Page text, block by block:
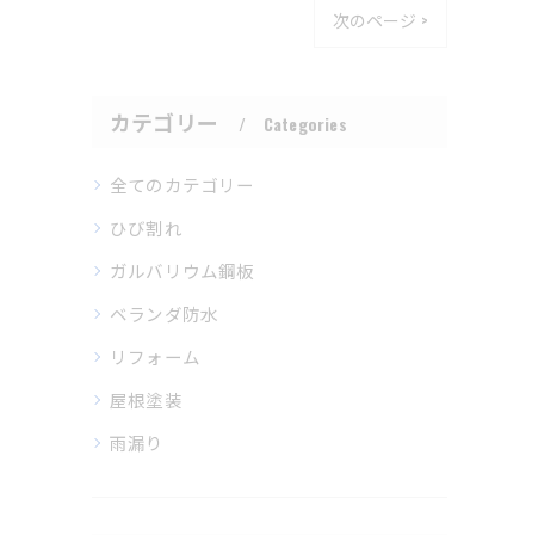
次のページ >
カテゴリー Categories
全てのカテゴリー
ひび割れ
ガルバリウム鋼板
ベランダ防水
リフォーム
屋根塗装
雨漏り